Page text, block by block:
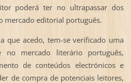
poderá ter no ultrapassar dos
mercado editorial português.
que acedo, tem-se verificado uma
no mercado literário português,
de conteúdos electrónicos e
de compra de potenciais leitores,